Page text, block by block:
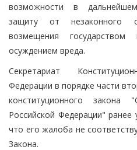
возможности в
защиту от незаконного
возмещения
осуждением вреда.
Секретариат
Федерации в порядке части
конституционного закона
Российской Федерации"
что его жалоба не
Закона.